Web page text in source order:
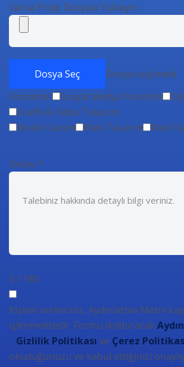
Varsa Proje Dosyası Yükleyin
Dosya Seç
Dosya seçilmedi
Hizmetler
Sosyal Medya Yönetimi
Grafik & Video Tasarım
Mobil Yazılım
Web Tasarım Web
Detay *
0 / 180
Kişisel verileriniz, Aydınlatma Metni
işlenmektedir. Formu doldurarak
, Gizlilik Politikası ve Çerez
okuduğunuzu ve kabul ettiğinizi